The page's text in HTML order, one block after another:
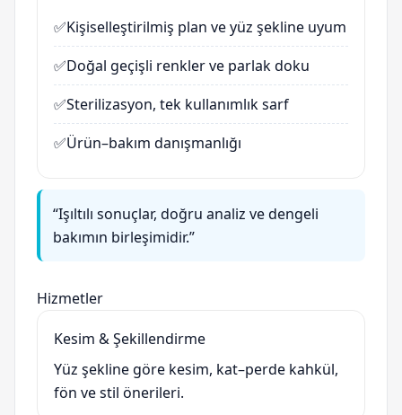
✅Kişiselleştirilmiş plan ve yüz şekline uyum
✅Doğal geçişli renkler ve parlak doku
✅Sterilizasyon, tek kullanımlık sarf
✅Ürün–bakım danışmanlığı
“Işıltılı sonuçlar, doğru analiz ve dengeli
bakımın birleşimidir.”
Hizmetler
Kesim & Şekillendirme
Yüz şekline göre kesim, kat–perde kahkül,
fön ve stil önerileri.